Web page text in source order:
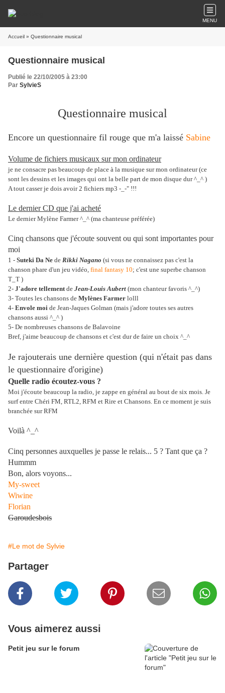
MENU
Accueil » Questionnaire musical
Questionnaire musical
Publié le 22/10/2005 à 23:00
Par SylvieS
Questionnaire musical
Encore un questionnaire fil rouge que m'a laissé Sabine
Volume de fichiers musicaux sur mon ordinateur
je ne consacre pas beaucoup de place à la musique sur mon ordinateur (ce
sont les dessins et les images qui ont la belle part de mon disque dur ^_^ )
A tout casser je dois avoir 2 fichiers mp3 -_-" !!!
Le dernier CD que j'ai acheté
Le dernier Mylène Farmer ^_^ (ma chanteuse préférée)
Cinq chansons que j'écoute souvent ou qui sont importantes pour
moi
1 - Suteki Da Ne de Rikki Nagano (si vous ne connaissez pas c'est la
chanson phare d'un jeu vidéo, final fantasy 10; c'est une superbe chanson
T_T )
2- J'adore tellementde Jean-Louis Aubert (mon chanteur favoris ^_^)
3- Toutes les chansons de Mylènes Farmer lolll
4- Envole moi de Jean-Jaques Golman (mais j'adore toutes ses autres
chansons aussi ^_^ )
5- De nombreuses chansons de Balavoine
Bref, j'aime beaucoup de chansons et c'est dur de faire un choix ^_^
Je rajouterais une dernière question (qui n'était pas dans
le questionnaire d'origine)
Quelle radio écoutez-vous ?
Moi j'écoute beaucoup la radio, je zappe en général au bout de six mois. Je
surf entre Chéri FM, RTL2, RFM et Rire et Chansons. En ce moment je suis
branchée sur RFM
Voilà ^_^
Cinq personnes auxquelles je passe le relais... 5 ? Tant que ça ?
Hummm
Bon, alors voyons...
My-sweet
Wiwine
Florian
Garoudesbois
#Le mot de Sylvie
Partager
Vous aimerez aussi
Petit jeu sur le forum